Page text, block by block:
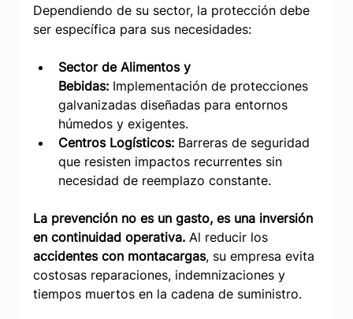
Dependiendo de su sector, la protección debe
ser específica para sus necesidades:
Sector de Alimentos y
Bebidas: Implementación de protecciones
galvanizadas diseñadas para entornos
húmedos y exigentes.
Centros Logísticos: Barreras de seguridad
que resisten impactos recurrentes sin
necesidad de reemplazo constante.
La prevención no es un gasto, es una inversión
en continuidad operativa. Al reducir los
accidentes con montacargas, su empresa evita
costosas reparaciones, indemnizaciones y
tiempos muertos en la cadena de suministro.